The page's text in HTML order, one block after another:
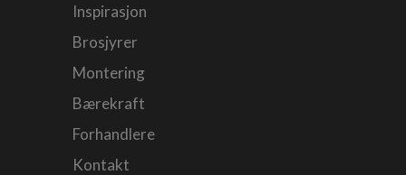
Inspirasjon
Brosjyrer
Montering
Bærekraft
Forhandlere
Kontakt